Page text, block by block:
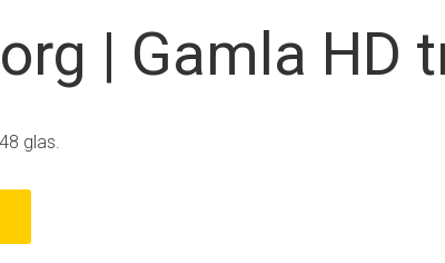
| Gamla HD
glas.